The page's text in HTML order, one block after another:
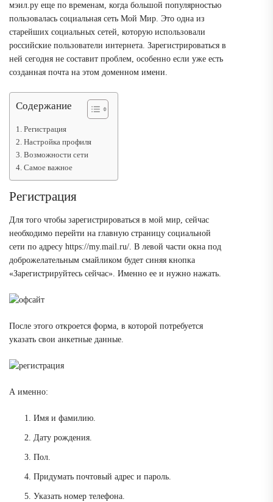
мэил.ру еще по временам, когда большой популярностью
пользовалась социальная сеть Мой Мир. Это одна из
старейших социальных сетей, которую использовали
российские пользователи интернета. Зарегистрироваться в
ней сегодня не составит проблем, особенно если уже есть
созданная почта на этом доменном имени.
Содержание
Регистрация
Настройка профиля
Возможности сети
Самое важное
Регистрация
Для того чтобы зарегистрироваться в мой мир, сейчас
необходимо перейти на главную страницу социальной
сети по адресу https://my.mail.ru/. В левой части окна под
доброжелательным смайликом будет синяя кнопка
«Зарегистрируйтесь сейчас». Именно ее и нужно нажать.
После этого откроется форма, в которой потребуется
указать свои анкетные данные.
А именно:
Имя и фамилию.
Дату рождения.
Пол.
Придумать почтовый адрес и пароль.
Указать номер телефона.